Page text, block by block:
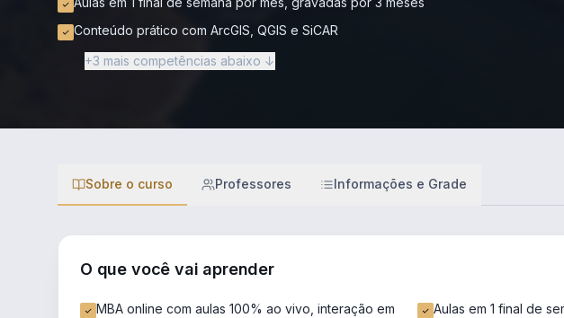
Conteúdo prático com ArcGIS, QGIS e SiCAR
+3 mais competências abaixo ↓
Sobre o curso Professores Informações e Grade
O que você vai aprender
MBA online com aulas 100% ao vivo, interação em
Aulas em 1 final de